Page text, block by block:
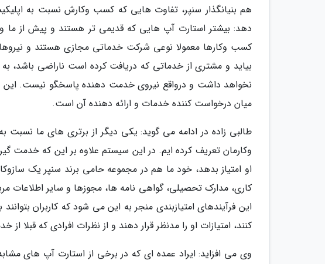
هم بنیانگذار سنپر، تفاوت هایی که کسب وکارش نسبت به
دهد: بیشتر استارت آپ هایی که قدیمی تر هستند و پیش از ما
کسب وکارها معمولا نوعی شرکت خدماتی مجازی هستند و
بیاید و مشتری از خدماتی که دریافت کرده است ناراضی باشد،
نخواهد داشت و درواقع نیروی خدمت دهنده پاسخگو نیست. این
میان درخواست کننده خدمات و ارائه دهنده آن است.
طالبی زاده در ادامه می گوید: یکی دیگر از برتری های ما
وکارمان تعریف کرده ایم. در این سیستم علاوه بر این که خدمت
او امتیاز بدهد، خود ما هم در مجموعه حامی برند سنپر یک
کاری، مدارک تحصیلی، گواهی نامه ها، مجوزها و سایر اطلاعات
این فرآیندهای امتیازبندی منجر به این می شود که کاربران
کنند، امتیازات او را مدنظر قرار دهند و از نظرات افرادی که
وی می افزاید: ایراد عمده ای که در برخی از استارت آپ های